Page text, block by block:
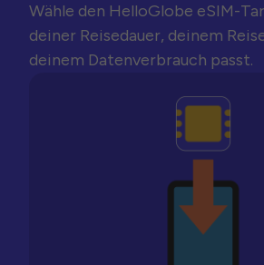
Wähle den HelloGlobe eSIM-
deiner Reisedauer, deinem
deinem Datenverbrauch passt.